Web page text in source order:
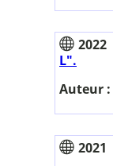
2022
L".
Auteur :
2021